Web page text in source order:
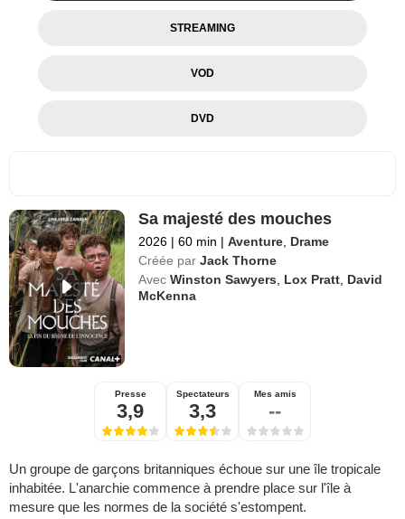
STREAMING
VOD
DVD
Sa majesté des mouches
2026 | 60 min | Aventure, Drame
Créée par Jack Thorne
Avec Winston Sawyers, Lox Pratt, David
McKenna
Presse
3,9
Spectateurs
3,3
Mes amis
--
Un groupe de garçons britanniques échoue sur une île tropicale
inhabitée. L'anarchie commence à prendre place sur l'île à
mesure que les normes de la société s'estompent.